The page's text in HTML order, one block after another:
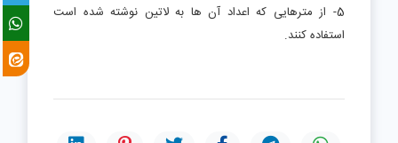
5- از مترهایی که اعداد آن ها به لاتین نوشته شده است
استفاده کنند.